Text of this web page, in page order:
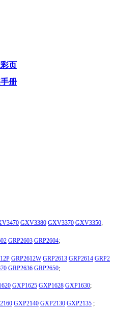
页
册
GXV3380 GXV3370 GXV3350;
GRP2603 GRP2604;
GRP2612W GRP2613 GRP2614 GRP2
GRP2636 GRP2650;
GXP1625 GXP1628 GXP1630;
GXP2140 GXP2130 GXP2135 ;